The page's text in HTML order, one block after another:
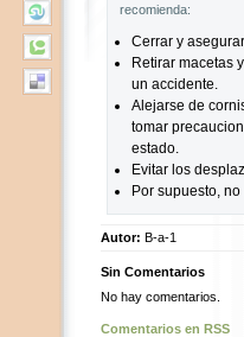
recomienda:
Cerrar y
Retirar macetas
un accidente.
Alejarse de
tomar
estado.
Evitar los
Por supuesto,
Autor: B-a-1
Sin Comentarios
No hay comentarios.
Comentarios en RSS